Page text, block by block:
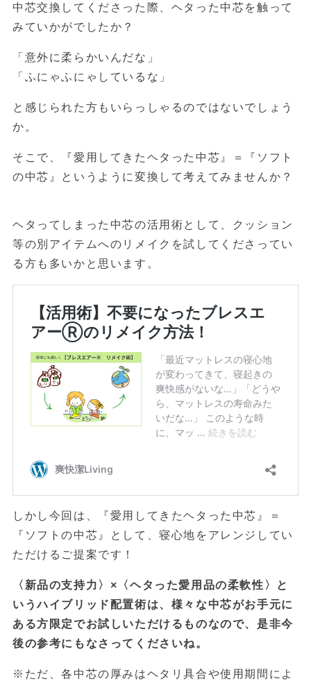
中芯交換してくださった際、ヘタった中芯を触って
みていかがでしたか？
「意外に柔らかいんだな」
「ふにゃふにゃしているな」
と感じられた方もいらっしゃるのではないでしょう
か。
そこで、『愛用してきたヘタった中芯』＝『ソフト
の中芯』というように変換して考えてみませんか？
ヘタってしまった中芯の活用術として、クッション
等の別アイテムへのリメイクを試してくださってい
る方も多いかと思います。
しかし今回は、『愛用してきたヘタった中芯』＝
『ソフトの中芯』として、寝心地をアレンジしてい
ただけるご提案です！
〈新品の支持力〉×〈ヘタった愛用品の柔軟性〉と
いうハイブリッド配置術は、様々な中芯がお手元に
ある方限定でお試しいただけるものなので、是非今
後の参考にもなさってくださいね。
※ただ、各中芯の厚みはヘタリ具合や使用期間によ